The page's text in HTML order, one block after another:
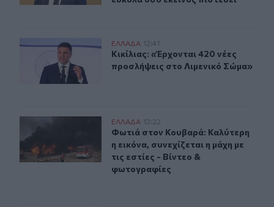
Κικίλιας: «Έρχονται 420 νέες προσλήψεις στο
ΕΛΛAΔΑ 12:41
Κικίλιας: «Έρχονται 420 νέες
Κικίλιας: «Έρχονται 420 νέες
προσλήψεις στο Λιμενικό Σώμα»
Φωτιά στον Κουβαρά: Καλύτερη η εικόνα, συνεχίζεται
ΕΛΛAΔΑ 12:22
Φωτιά στον Κουβαρά: Καλύτερη η
Φωτιά στον Κουβαρά: Καλύτερη
η εικόνα, συνεχίζεται η μάχη με
τις εστίες - Βίντεο &
φωτογραφίες